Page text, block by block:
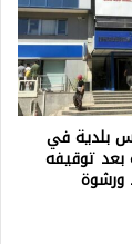
بلدية في
توقيفه